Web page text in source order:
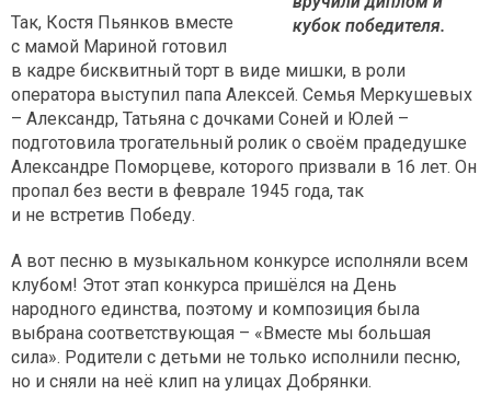
кубок победителя.
Так, Костя Пьянков вместе
с мамой Мариной готовил
в кадре бисквитный торт в виде мишки, в роли
оператора выступил папа Алексей. Семья Меркушевых
– Александр, Татьяна с дочками Соней и Юлей –
подготовила трогательный ролик о своём прадедушке
Александре Поморцеве, которого призвали в 16 лет. Он
пропал без вести в феврале 1945 года, так
и не встретив Победу.
А вот песню в музыкальном конкурсе исполняли всем
клубом! Этот этап конкурса пришёлся на День
народного единства, поэтому и композиция была
выбрана соответствующая – «Вместе мы большая
сила». Родители с детьми не только исполнили песню,
но и сняли на неё клип на улицах Добрянки.